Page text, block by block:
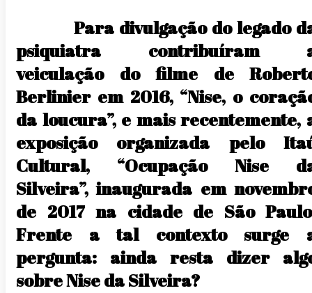
Para divulgação do legado
psiquiatra contribuíram
veiculação do filme de
Berlinier em 2016, “Nise, o
da loucura”, e mais recentemente,
exposição organizada pelo
Cultural, “Ocupação Nise
Silveira”, inaugurada em
de 2017 na cidade de São
Frente a tal contexto surge
pergunta: ainda resta dizer
sobre Nise da Silveira?